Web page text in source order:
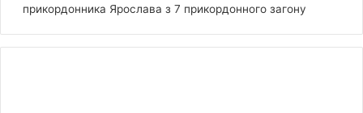
прикордонника Ярослава з 7 прикордонного загону